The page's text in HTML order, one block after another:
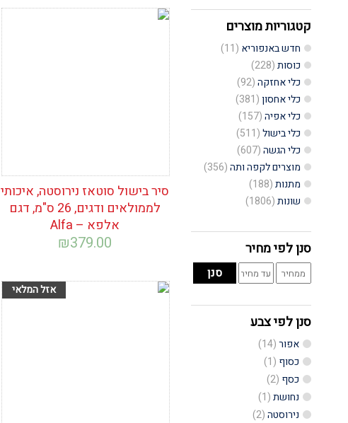
קטגוריות מוצרים
חדש באנפוריא (11)
כוסות(228)
כלי אחזקה(92)
כלי אחסון(381)
כלי אפיה(157)
כלי בישול(511)
כלי הגשה(607)
מוצרים לקפה ותה(356)
מתנות(188)
שונות(1806)
סנן לפי מחיר
מחיר
מינימלי
מחיר
מקסימלי
סנן
סנן לפי צבע
אפור(14)
כסוף (1)
כסף (2)
נחושת(1)
נירוסטה(2)
הפריט
סיר בישול סוטאז נירוסטה, איכותי
לממולאים ודגים, 26 ס"מ, דגם
אלפא – Alfa
₪379.00